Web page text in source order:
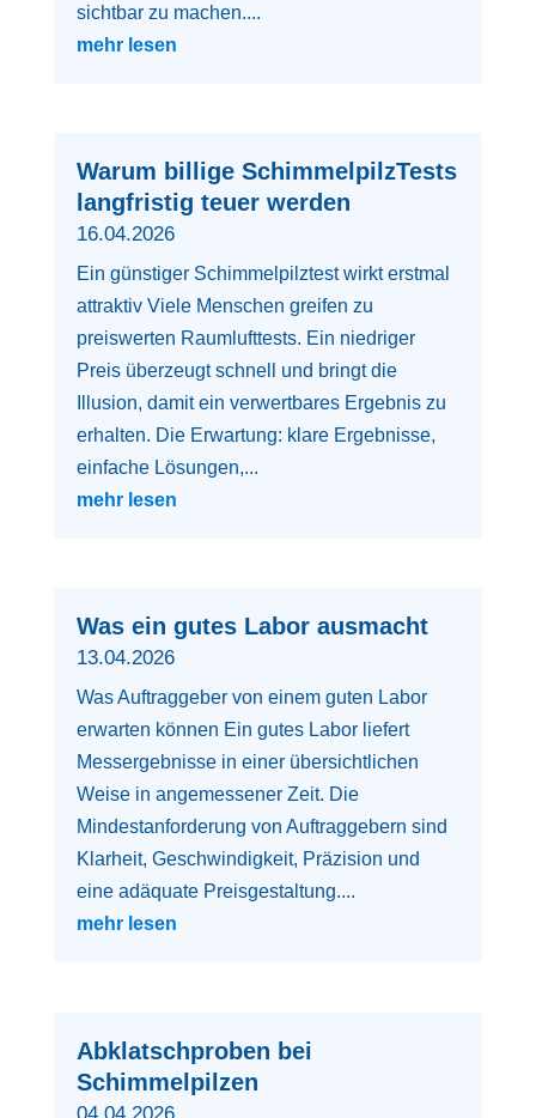
sichtbar zu machen....
mehr lesen
Warum billige SchimmelpilzTests
langfristig teuer werden
16.04.2026
Ein günstiger Schimmelpilztest wirkt erstmal
attraktiv Viele Menschen greifen zu
preiswerten Raumlufttests. Ein niedriger
Preis überzeugt schnell und bringt die
Illusion, damit ein verwertbares Ergebnis zu
erhalten. Die Erwartung: klare Ergebnisse,
einfache Lösungen,...
mehr lesen
Was ein gutes Labor ausmacht
13.04.2026
Was Auftraggeber von einem guten Labor
erwarten können Ein gutes Labor liefert
Messergebnisse in einer übersichtlichen
Weise in angemessener Zeit. Die
Mindestanforderung von Auftraggebern sind
Klarheit, Geschwindigkeit, Präzision und
eine adäquate Preisgestaltung....
mehr lesen
Abklatschproben bei
Schimmelpilzen
04.04.2026